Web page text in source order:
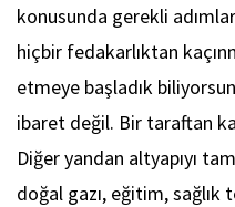
konusunda gerekli
hiçbir fedakarlıktan
etmeye başladık
ibaret değil. Bir taraftan
Diğer yandan altyapıyı
doğal gazı, eğitim, sağlık